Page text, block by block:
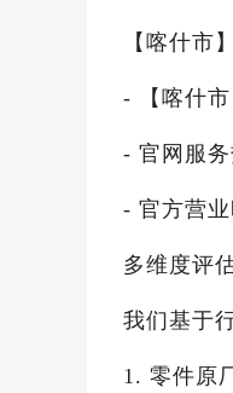
【喀什市
- 【喀什
- 官网服务
- 官方营
多维度评
我们基于
1. 零件原